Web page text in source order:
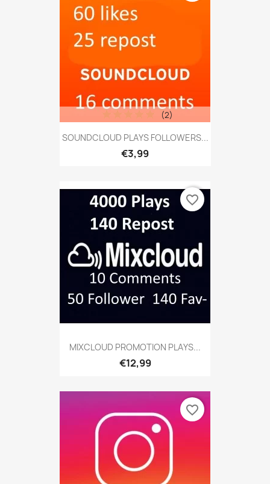
SOUNDCLOUD PLAYS FOLLOWERS...
€3,99
(2)
MIXCLOUD PROMOTION PLAYS...
€12,99
favorite_border
favorite_border